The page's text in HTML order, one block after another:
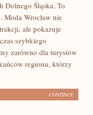
Dolnego Śląska. To
Wrocław nie
ale pokazuje
szybkiego
zarówno dla turystów
regionu, którzy
CONTINUE